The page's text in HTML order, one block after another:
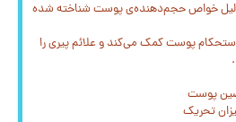
دلیل خواص حجم‌دهنده‌ی پوست شناخته شده
پوست کمک می‌کند و علائم پیری را
پوست
تحریک